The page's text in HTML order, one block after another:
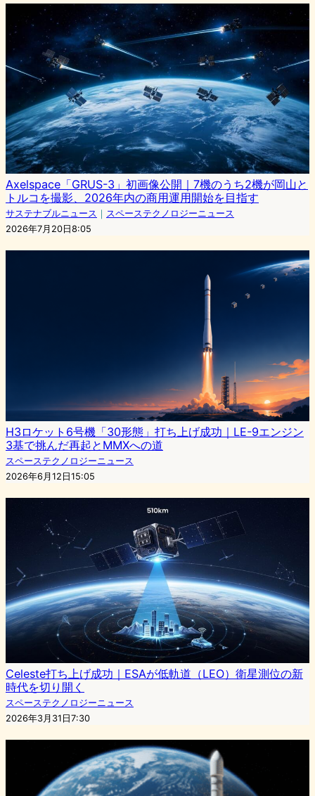
Axelspace「GRUS-3」初画像公開｜7機のうち2機が岡山と
トルコを撮影、2026年内の商用運用開始を目指す
サステナブルニュース ｜ スペーステクノロジーニュース
2026年7月20日8:05
H3ロケット6号機「30形態」打ち上げ成功｜LE-9エンジン
3基で挑んだ再起とMMXへの道
スペーステクノロジーニュース
2026年6月12日15:05
Celeste打ち上げ成功｜ESAが低軌道（LEO）衛星測位の新
時代を切り開く
スペーステクノロジーニュース
2026年3月31日7:30